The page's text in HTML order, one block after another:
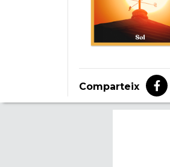
Comparteix